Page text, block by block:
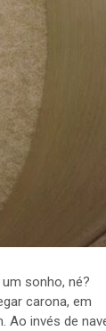
sonho, né?
carona, em
Ao invés de